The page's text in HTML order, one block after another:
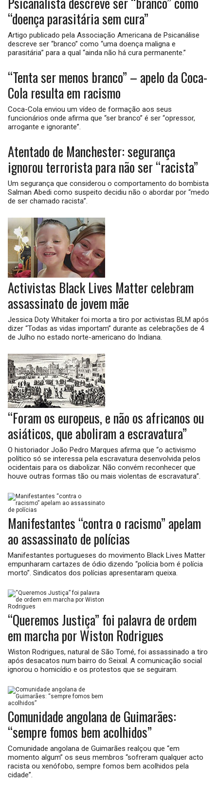
“doença parasitária sem cura”
Artigo publicado pela Associação Americana de Psicanálise
descreve ser “branco” como “uma doença maligna e
parasitária” para a qual “ainda não há cura permanente.”
“Tenta ser menos branco” – apelo da Coca-
Cola resulta em racismo
Coca-Cola enviou um vídeo de formação aos seus
funcionários onde afirma que “ser branco” é ser “opressor,
arrogante e ignorante”.
Atentado de Manchester: segurança
ignorou terrorista para não ser “racista”
Um segurança que considerou o comportamento do bombista
Salman Abedi como suspeito decidiu não o abordar por “medo
de ser chamado racista”.
Activistas Black Lives Matter celebram
assassinato de jovem mãe
Jessica Doty Whitaker foi morta a tiro por activistas BLM após
dizer “Todas as vidas importam” durante as celebrações de 4
de Julho no estado norte-americano do Indiana.
“Foram os europeus, e não os africanos ou
asiáticos, que aboliram a escravatura”
O historiador João Pedro Marques afirma que “o activismo
político só se interessa pela escravatura desenvolvida pelos
ocidentais para os diabolizar. Não convém reconhecer que
houve outras formas tão ou mais violentas de escravatura”.
Manifestantes “contra o racismo” apelam
ao assassinato de polícias
Manifestantes portugueses do movimento Black Lives Matter
empunharam cartazes de ódio dizendo “polícia bom é polícia
morto”. Sindicatos dos polícias apresentaram queixa.
“Queremos Justiça” foi palavra de ordem
em marcha por Wiston Rodrigues
Wiston Rodrigues, natural de São Tomé, foi assassinado a tiro
após desacatos num bairro do Seixal. A comunicação social
ignorou o homicídio e os protestos que se seguiram.
Comunidade angolana de Guimarães:
“sempre fomos bem acolhidos”
Comunidade angolana de Guimarães realçou que “em
momento algum” os seus membros “sofreram qualquer acto
racista ou xenófobo, sempre fomos bem acolhidos pela
cidade”.